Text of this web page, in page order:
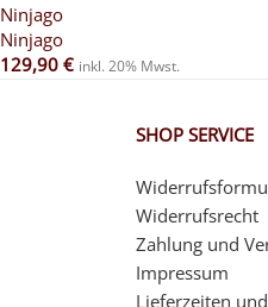
Ninjago
Ninjago
129,90 € inkl. 20% Mwst.
SHOP SERVICE
Widerrufsrecht
Zahlung und
Impressum
Lieferzeiten